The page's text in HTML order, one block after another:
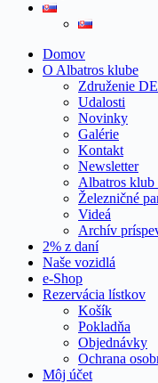
Domov
O Albatros klube
Združenie
Udalosti
Novinky
Galérie
Kontakt
Newsletter
Albatros klub
Železničné
Videá
Archív
2% z daní
Naše vozidlá
e-Shop
Rezervácia lístkov
Košík
Pokladňa
Objednávky
Ochrana
Môj účet